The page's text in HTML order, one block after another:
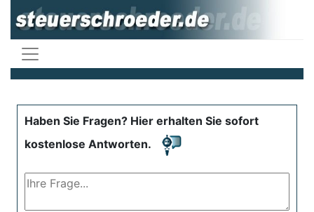
Haben Sie Fragen? Hier erhalten Sie sofort
kostenlose Antworten.